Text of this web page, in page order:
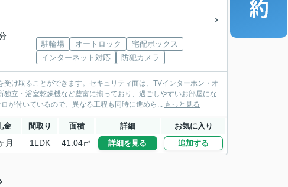
駐輪場 オートロック
宅配ボックス
インターネット対応
防犯カメラ
け取ることができます。セキュリティ面は、TVインターホン・オ
立・浴室乾燥機など豊富に揃っており、過ごしやすいお部屋にな
が付いているので、異なる工程も同時に進めら... もっと見る
金 間取り 面積 詳細 お気に入り
月 1LDK 41.04㎡ 詳細を見る 追加する